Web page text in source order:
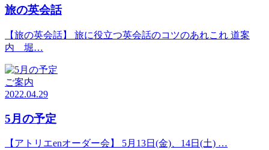
旅の英会話
【旅の英会話】 旅に役立つ英会話のコツのあれこれ 道案
内 堀…
ご案内
2022.04.29
5月の予定
【アトリエenオーダー会】 5月13日(金)、14日(土) …